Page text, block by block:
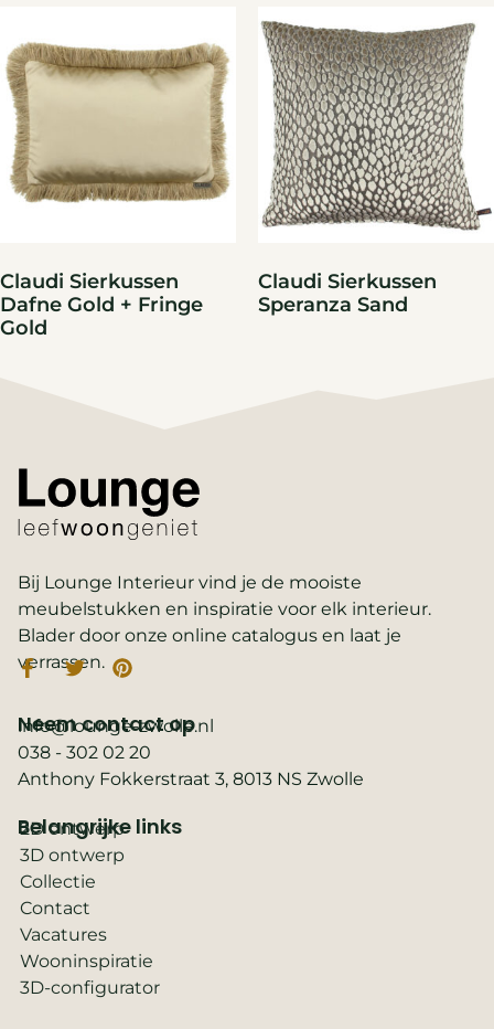
Claudi Sierkussen
Dafne Gold + Fringe
Gold
Claudi Sierkussen
Speranza Sand
Bij Lounge Interieur vind je de mooiste
meubelstukken en inspiratie voor elk interieur.
Blader door onze online catalogus en laat je
verrassen.
Belangrijke links
2D ontwerp
3D ontwerp
Collectie
Contact
Vacatures
Wooninspiratie
3D-configurator
Neem contact op
info@lounge-zwolle.nl
038 - 302 02 20
Anthony Fokkerstraat 3, 8013 NS Zwolle